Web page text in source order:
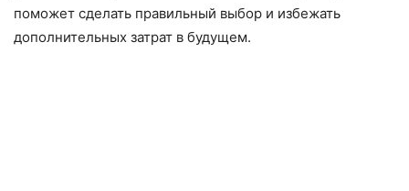
поможет сделать правильный выбор и избежать
дополнительных затрат в будущем.